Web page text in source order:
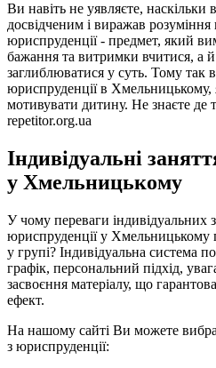
Ви навіть не уявляєте,
досвідченим і виражав
юриспруденції - предмет, який
бажання та витримки вчитися, а й
заглиблюватися у суть. Тому так
юриспруденції в Хмельницькому,
мотивувати дитину. Не знаєте де
repetitor.org.ua
Індивідуальні
у Хмельницькому
У чому переваги індивідуальних
юриспруденції у
у групі? Індивідуальна система
графік, персональний підхід,
засвоєння матеріалу, що
ефект.
На нашому сайті Ви можете
з юриспруденції: